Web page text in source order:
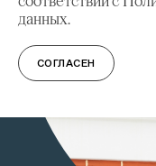
данных.
СОГЛАСЕН